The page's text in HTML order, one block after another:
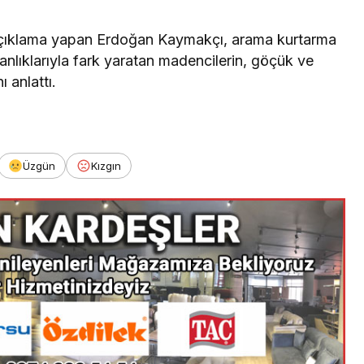
yapan Erdoğan Kaymakçı, arama kurtarma
fark yaratan madencilerin, göçük ve
anlattı.
Üzgün Kızgın